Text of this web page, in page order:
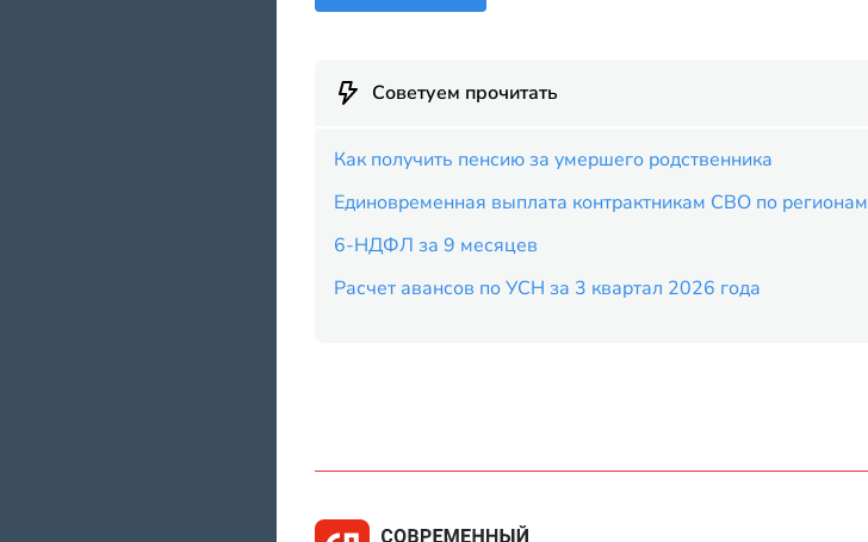
Советуем прочитать
Как получить пенсию за умершего родственника
Единовременная выплата контрактникам СВО по регионам
6-НДФЛ за 9 месяцев
Расчет авансов по УСН за 3 квартал 2026 года